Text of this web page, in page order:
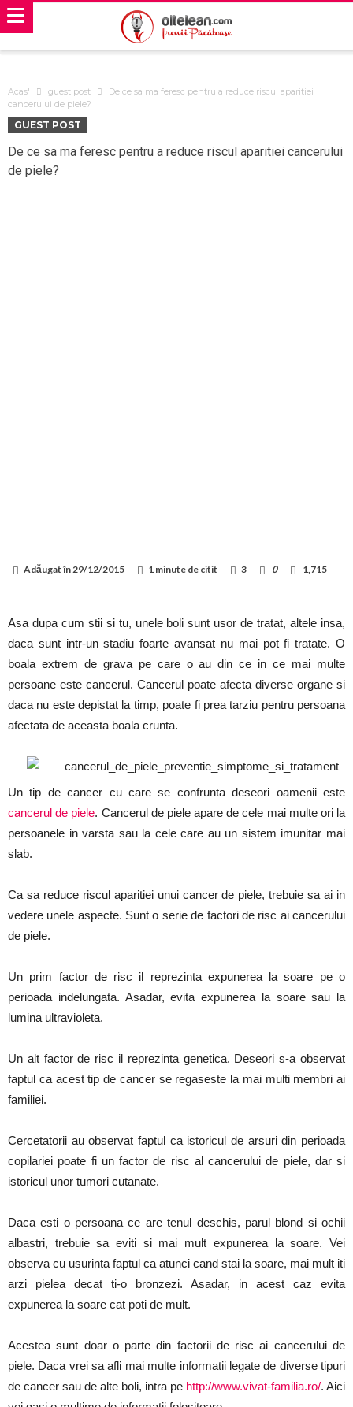
Acas' guest post
De ce sa ma feresc pentru a reduce riscul aparitiei
cancerului de piele?
GUEST POST
De ce sa ma feresc pentru a reduce riscul aparitiei cancerului
de piele?
Adăugat în 29/12/2015 1 minute de citit 3 0 1,715
Asa dupa cum stii si tu, unele boli sunt usor de tratat, altele insa,
daca sunt intr-un stadiu foarte avansat nu mai pot fi tratate. O
boala extrem de grava pe care o au din ce in ce mai multe
persoane este cancerul. Cancerul poate afecta diverse organe si
daca nu este depistat la timp, poate fi prea tarziu pentru persoana
afectata de aceasta boala crunta.
Un tip de cancer cu care se confrunta deseori oamenii este
cancerul de piele. Cancerul de piele apare de cele mai multe ori la
persoanele in varsta sau la cele care au un sistem imunitar mai
slab.
Ca sa reduce riscul aparitiei unui cancer de piele, trebuie sa ai in
vedere unele aspecte. Sunt o serie de factori de risc ai cancerului
de piele.
Un prim factor de risc il reprezinta expunerea la soare pe o
perioada indelungata. Asadar, evita expunerea la soare sau la
lumina ultravioleta.
Un alt factor de risc il reprezinta genetica. Deseori s-a observat
faptul ca acest tip de cancer se regaseste la mai multi membri ai
familiei.
Cercetatorii au observat faptul ca istoricul de arsuri din perioada
copilariei poate fi un factor de risc al cancerului de piele, dar si
istoricul unor tumori cutanate.
Daca esti o persoana ce are tenul deschis, parul blond si ochii
albastri, trebuie sa eviti si mai mult expunerea la soare. Vei
observa cu usurinta faptul ca atunci cand stai la soare, mai mult iti
arzi pielea decat ti-o bronzezi. Asadar, in acest caz evita
expunerea la soare cat poti de mult.
Acestea sunt doar o parte din factorii de risc ai cancerului de
piele. Daca vrei sa afli mai multe informatii legate de diverse tipuri
de cancer sau de alte boli, intra pe http://www.vivat-familia.ro/. Aici